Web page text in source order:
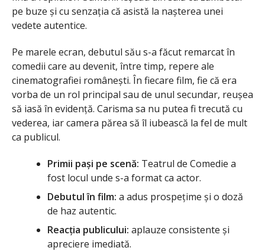
pe buze și cu senzația că asistă la nașterea unei
vedete autentice.
Pe marele ecran, debutul său s-a făcut remarcat în
comedii care au devenit, între timp, repere ale
cinematografiei românești. În fiecare film, fie că era
vorba de un rol principal sau de unul secundar, reușea
să iasă în evidență. Carisma sa nu putea fi trecută cu
vederea, iar camera părea să îl iubească la fel de mult
ca publicul.
Primii pași pe scenă: Teatrul de Comedie a
fost locul unde s-a format ca actor.
Debutul în film: a adus prospețime și o doză
de haz autentic.
Reacția publicului: aplauze consistente și
apreciere imediată.